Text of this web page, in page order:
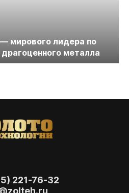
мирового лидера по
металла
221-76-32